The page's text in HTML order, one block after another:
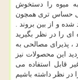
میوه را دستخوش
حساس تری همچون
و از بین بروند .
ای را در نظر بگیرید
، پذیرای مصالحی به
این محصولات نیز
قابل استفاده می
در نظر داشته باشیم